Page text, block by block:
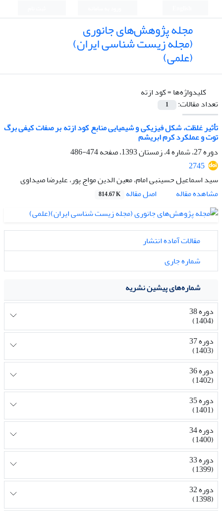
مجله پژوهش‌های جانوری
(مجله زیست شناسی ایران)
(علمی)
کلیدواژه‌ها =کود ازته
تعداد مقالات:
1
تأثیر غلظت، شکل فیزیکی و شیمیایی منابع کود ازته بر صفات کیفی برگ
توت و عملکرد کرم ابریشم
دوره 27، شماره 4، زمستان 1393، صفحه
474-486
2745
سید اسماعیل حسینبی امام، معین الدین مواج پور، علیرضا صیداوی
مشاهده مقاله
اصل مقاله 814.67 K
مقالات آماده انتشار
شماره جاری
شماره‌های پیشین نشریه
دوره 38
(1404)
دوره 37
(1403)
دوره 36
(1402)
دوره 35
(1401)
دوره 34
(1400)
دوره 33
(1399)
دوره 32
(1398)